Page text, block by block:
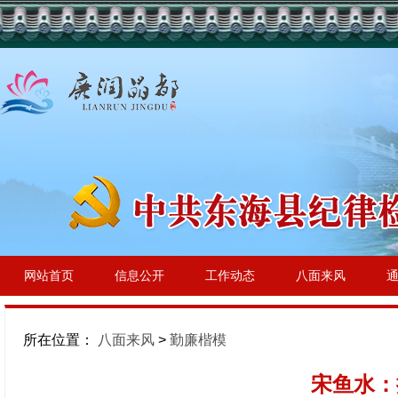
网站首页 信息公开 工作动态 八面来风
所在位置： 八面来风 > 勤廉楷模
宋鱼水